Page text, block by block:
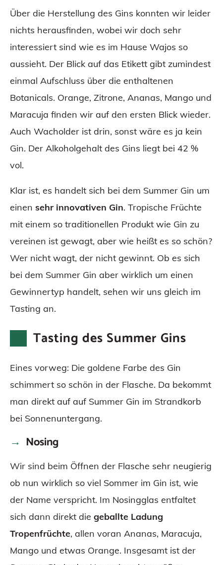
Über die Herstellung des Gins konnten wir leider
nichts herausfinden, wobei wir doch sehr
interessiert sind wie es im Hause Wajos so
aussieht. Der Blick auf das Etikett gibt zumindest
einmal Aufschluss über die enthaltenen
Botanicals. Orange, Zitrone, Ananas, Mango und
Maracuja finden wir auf den ersten Blick wieder.
Auch Wacholder ist drin, sonst wäre es ja kein
Gin. Der Alkoholgehalt des Gins liegt bei 42 %
vol.
Klar ist, es handelt sich bei dem Summer Gin um
einen sehr innovativen Gin. Tropische Früchte
mit einem so traditionellen Produkt wie Gin zu
vereinen ist gewagt, aber wie heißt es so schön?
Wer nicht wagt, der nicht gewinnt. Ob es sich
bei dem Summer Gin aber wirklich um einen
Gewinnertyp handelt, sehen wir uns gleich im
Tasting an.
Tasting des Summer Gins
Eines vorweg: Die goldene Farbe des Gin
schimmert so schön in der Flasche. Da bekommt
man direkt auf auf Summer Gin im Strandkorb
bei Sonnenuntergang.
Nosing
Wir sind beim Öffnen der Flasche sehr neugierig
ob nun wirklich so viel Sommer im Gin ist, wie
der Name verspricht. Im Nosingglas entfaltet
sich dann direkt die geballte Ladung
Tropenfrüchte, allen voran Ananas, Maracuja,
Mango und etwas Orange. Insgesamt ist der